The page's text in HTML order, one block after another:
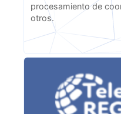
procesamiento de
otros.